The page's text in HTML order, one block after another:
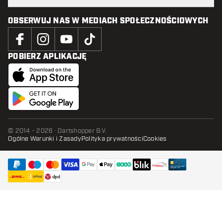
OBSERWUJ NAS W MEDIACH SPOŁECZNOŚCIOWYCH
POBIERZ APLIKACJĘ
© 2014 - 2026 · Dartshopper B.V.
Ogólne Warunki i ZasadyPolityka prywatnościCookies